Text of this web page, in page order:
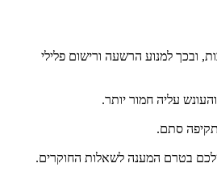
ובכך למנוע הרשעה ורישום פלילי
עליה חמור יותר.
בטרם המענה לשאלות החוקרים.